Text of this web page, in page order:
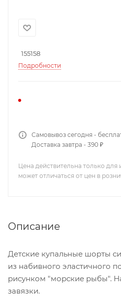
155158
Подробности
Самовывоз сегодня -
Доставка завтра - 390 ₽
Цена действительна только для
может отличаться от цен в
Описание
Детские купальные шорты
из набивного эластичного
рисунком "морские рыбы".
завязки.